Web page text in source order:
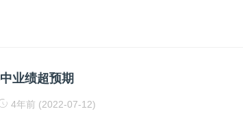
业绩超预期
4年前 (2022-07-12)